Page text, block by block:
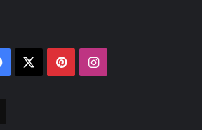
Facebook PinterestInstagram